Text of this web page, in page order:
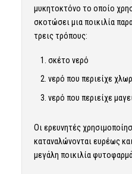
μυκητοκτόνο το οποίο
σκοτώσει μια ποικιλία
τρεις τρόπους:
σκέτο νερό
νερό που περιείχε
νερό που περιείχε
Οι ερευνητές
καταναλώνονται ευρέως
μεγάλη ποικιλία